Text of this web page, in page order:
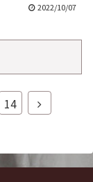
2022/10/07
14
次